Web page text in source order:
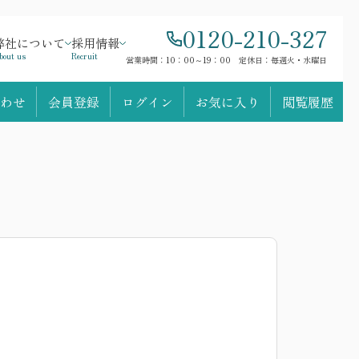
社について
us
採用情報
Recruit
0120-210-327
営業時間：10：00～19：00 定休日：毎週火・水曜日
せ 会員登録 ログイン お気に入り 閲覧履歴